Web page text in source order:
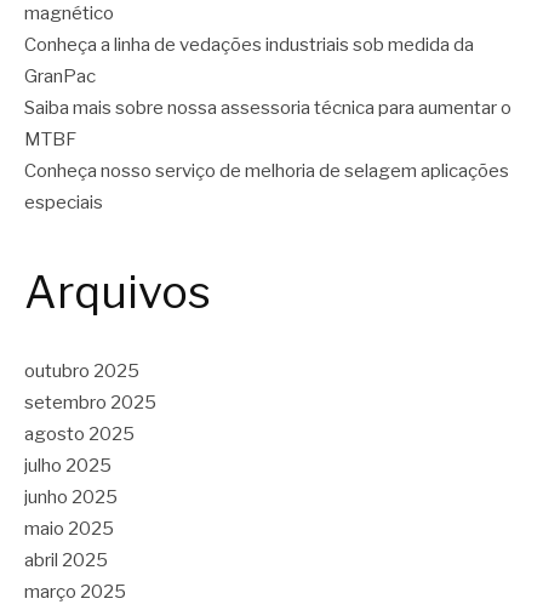
magnético
Conheça a linha de vedações industriais sob medida da
GranPac
Saiba mais sobre nossa assessoria técnica para aumentar o
MTBF
Conheça nosso serviço de melhoria de selagem aplicações
especiais
Arquivos
outubro 2025
setembro 2025
agosto 2025
julho 2025
junho 2025
maio 2025
abril 2025
março 2025